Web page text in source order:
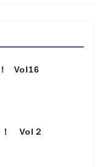
! Vol16
！ Vol２